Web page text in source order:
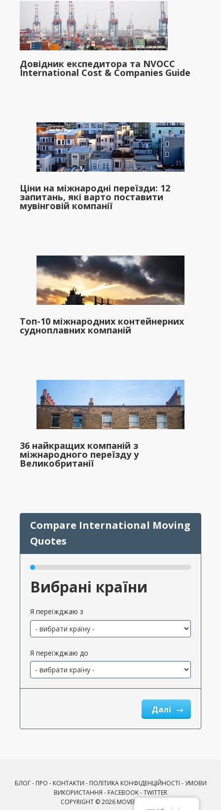
Довідник експедитора та NVOCC
International Cost & Companies Guide
Ціни на міжнародні переїзди: 12
запитань, які варто поставити
мувінговій компанії
Топ-10 міжнародних контейнерних
судноплавних компаній
36 найкращих компаній з
міжнародного переїзду у
Великобританії
Вибрані країни
Я переїжджаю з
Я переїжджаю до
Далі
БЛОГ- ПРО - КОНТАКТИ - ПОЛІТИКА КОНФІДЕНЦІЙНОСТІ -УМОВИ
ВИКОРИСТАННЯ - FACEBOOK-TWITTER
COPYRIGHT © 2026 MOVERDB.COM